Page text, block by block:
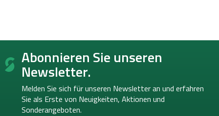
F
ß Abonnieren Sie unseren
Newsletter.
Melden Sie sich für unseren Newsletter an und erfahren
Sie als Erste von Neuigkeiten, Aktionen und
Sonderangeboten.